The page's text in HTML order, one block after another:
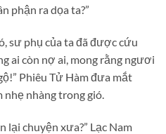
phận ra dọa ta?”
sư phụ của ta đã được cứu
ai còn nợ ai, mong rằng ngươi
Phiêu Tử Hàm đưa mắt
nhẹ nhàng trong gió.
lại chuyện xưa?” Lạc Nam